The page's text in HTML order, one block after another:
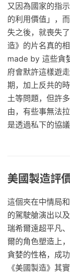
又因為國家的指
的利用價值」，
失之後，就喪失
造》的片名真的
made by 這些貪
府會默許這樣遊
期，加上反共的
土等問題，但許
由，有些事無法
是透過私下的協
美國製造評
這個夾在中情局
的駕駛艙演出以
瑞希爾遠超平凡
爾的角色塑造上
貪婪的性格，成
《美國製造》其